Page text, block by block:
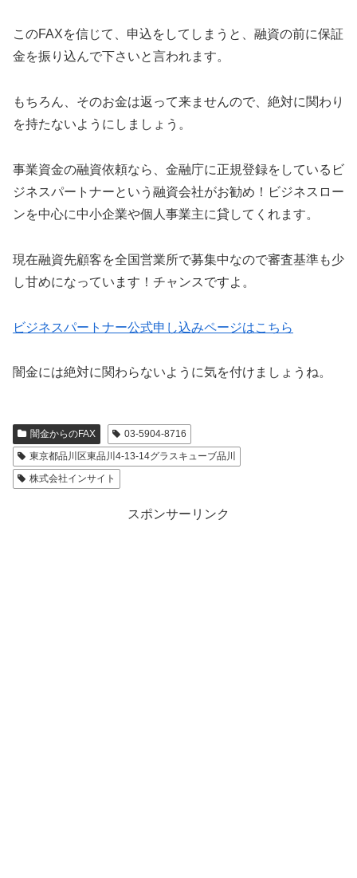
このFAXを信じて、申込をしてしまうと、融資の前に保証
金を振り込んで下さいと言われます。
もちろん、そのお金は返って来ませんので、絶対に関わり
を持たないようにしましょう。
事業資金の融資依頼なら、金融庁に正規登録をしているビ
ジネスパートナーという融資会社がお勧め！ビジネスロー
ンを中心に中小企業や個人事業主に貸してくれます。
現在融資先顧客を全国営業所で募集中なので審査基準も少
し甘めになっています！チャンスですよ。
ビジネスパートナー公式申し込みページはこちら
闇金には絶対に関わらないように気を付けましょうね。
闇金からのFAX
03-5904-8716
東京都品川区東品川4-13-14グラスキューブ品川
株式会社インサイト
スポンサーリンク